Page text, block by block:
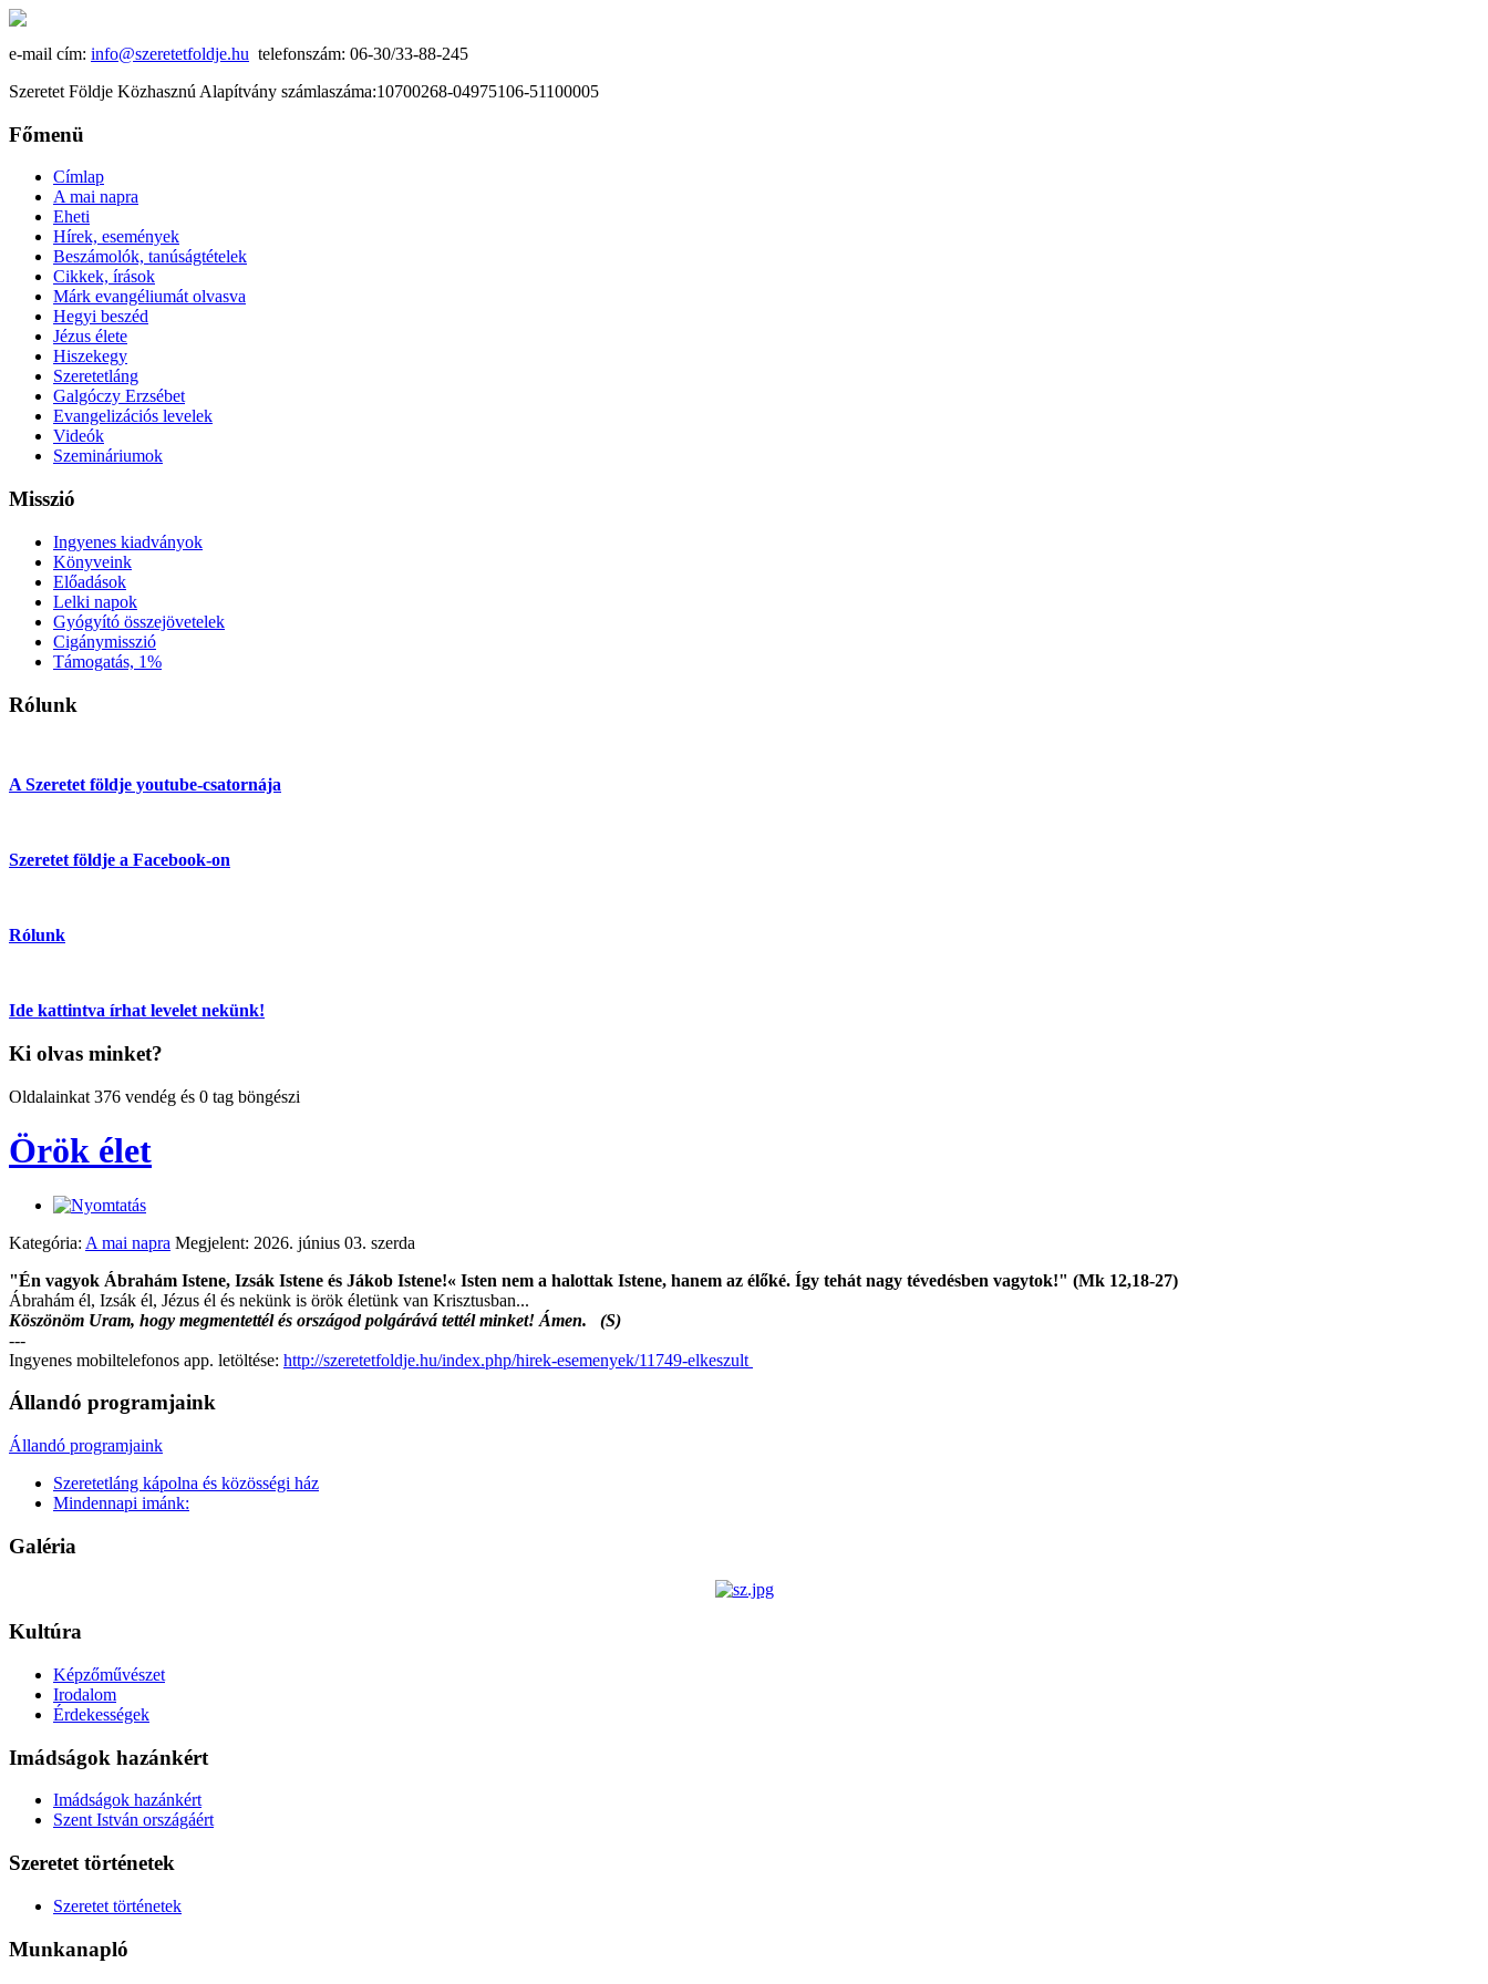
e-mail cím: info@szeretetfoldje.hu telefonszám: 06-30/33-88-245
Szeretet Földje Közhasznú Alapítvány számlaszáma:10700268-04975106-51100005
Főmenü
Címlap
A mai napra
Eheti
Hírek, események
Beszámolók, tanúságtételek
Cikkek, írások
Márk evangéliumát olvasva
Hegyi beszéd
Jézus élete
Hiszekegy
Szeretetláng
Galgóczy Erzsébet
Evangelizációs levelek
Videók
Szemináriumok
Misszió
Ingyenes kiadványok
Könyveink
Előadások
Lelki napok
Gyógyító összejövetelek
Cigánymisszió
Támogatás, 1%
Rólunk
A Szeretet földje youtube-csatornája
Szeretet földje a Facebook-on
Rólunk
Ide kattintva írhat levelet nekünk!
Ki olvas minket?
Oldalainkat 376 vendég és 0 tag böngészi
Örök élet
Kategória: A mai napra Megjelent: 2026. június 03. szerda
"Én vagyok Ábrahám Istene, Izsák Istene és Jákob Istene!« Isten nem a halottak Istene, hanem az élőké. Így tehát nagy tévedésben vagytok!" (Mk 12,18-27)
Ábrahám él, Izsák él, Jézus él és nekünk is örök életünk van Krisztusban...
Köszönöm Uram, hogy megmentettél és országod polgárává tettél minket! Ámen. (S)
---
Ingyenes mobiltelefonos app. letöltése: http://szeretetfoldje.hu/index.php/hirek-esemenyek/11749-elkeszult
Állandó programjaink
Állandó programjaink
Szeretetláng kápolna és közösségi ház
Mindennapi imánk:
Galéria
Kultúra
Képzőművészet
Irodalom
Érdekességek
Imádságok hazánkért
Imádságok hazánkért
Szent István országáért
Szeretet történetek
Szeretet történetek
Munkanapló